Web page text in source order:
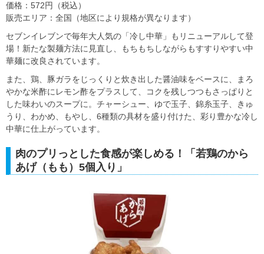
価格：572円（税込）
販売エリア：全国（地区により規格が異なります）
セブンイレブンで毎年大人気の「冷し中華」もリニューアルして登
場！新たな製麺方法に見直し、もちもちしながらもすすりやすい中
華麺に改良されています。
また、鶏、豚ガラをじっくりと炊き出した醤油味をベースに、まろ
やかな米酢にレモン酢をプラスして、コクを残しつつもさっぱりと
した味わいのスープに。チャーシュー、ゆで玉子、錦糸玉子、きゅ
うり、わかめ、もやし、6種類の具材を盛り付けた、彩り豊かな冷し
中華に仕上がっています。
肉のプリっとした食感が楽しめる！「若鶏のから
あげ（もも）5個入り」